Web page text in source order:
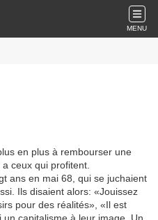
MENU
en plus à rembourser une
a ceux qui profitent.
ans en mai 68, qui se juchaient
Ils disaient alors: «Jouissez
pour des réalités», «Il est